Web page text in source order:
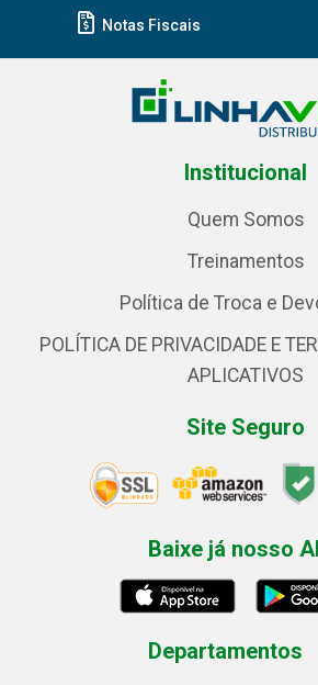
Notas Fiscais
Institucional
Quem Somos
Treinamentos
Política de Troca e
POLÍTICA DE PRIVACIDADE E
APLICATIVOS
Site Seguro
Baixe já nosso
Departamentos